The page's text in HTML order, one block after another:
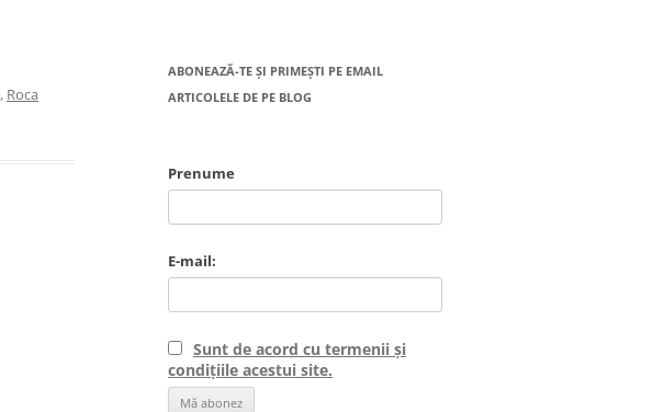
, Roca
ABONEAZĂ-TE ȘI PRIMEȘTI PE EMAIL
ARTICOLELE DE PE BLOG
Prenume
E-mail:
Sunt de acord cu termenii și
condițiile acestui site.